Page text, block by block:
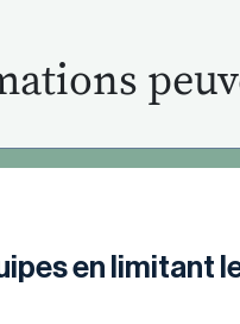
en limitant